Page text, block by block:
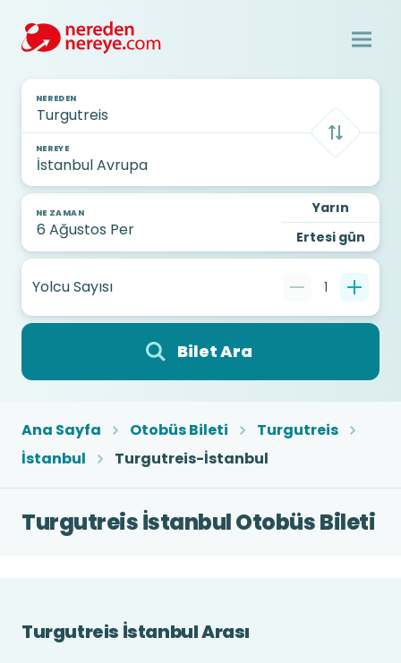
NEREDEN
NEREYE
NE ZAMAN
Yarın
Ertesi gün
Yolcu Sayısı 1
Bilet Ara
Ana Sayfa Otobüs Bileti
Turgutreis
İstanbul
Turgutreis-İstanbul
Turgutreis İstanbul Otobüs Bileti
Turgutreis İstanbul Arası